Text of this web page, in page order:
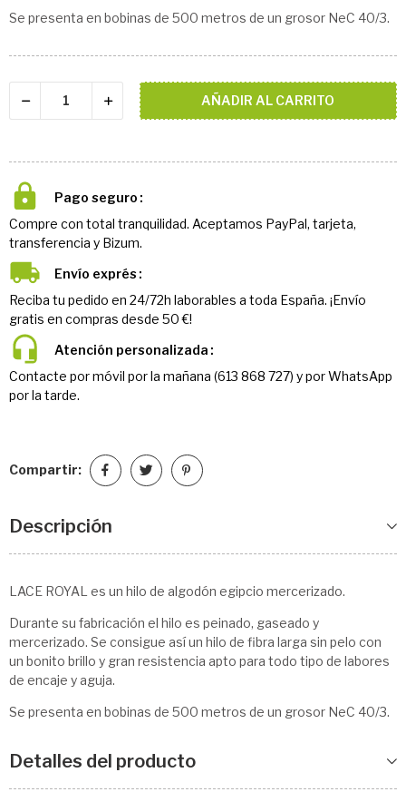
Se presenta en bobinas de 500 metros de un grosor NeC 40/3.
AÑADIR AL CARRITO
Pago seguro
Compre con total tranquilidad. Aceptamos PayPal, tarjeta,
transferencia y Bizum.
Envío exprés
Reciba tu pedido en 24/72h laborables a toda España. ¡Envío
gratis en compras desde 50 €!
Atención personalizada
Contacte por móvil por la mañana (613 868 727) y por WhatsApp
por la tarde.
Compartir:
Descripción
LACE ROYAL es un hilo de algodón egipcio mercerizado.
Durante su fabricación el hilo es peinado, gaseado y
mercerizado. Se consigue así un hilo de fibra larga sin pelo con
un bonito brillo y gran resistencia apto para todo tipo de labores
de encaje y aguja.
Se presenta en bobinas de 500 metros de un grosor NeC 40/3.
Detalles del producto